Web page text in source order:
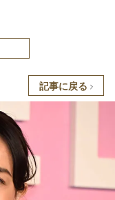
記事に戻る